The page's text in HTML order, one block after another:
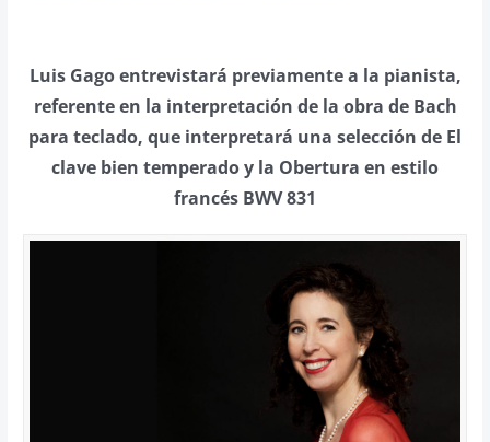
Luis Gago entrevistará previamente a la pianista,
referente en la interpretación de la obra de Bach
para teclado, que interpretará una selección de El
clave bien temperado y la Obertura en estilo
francés BWV 831